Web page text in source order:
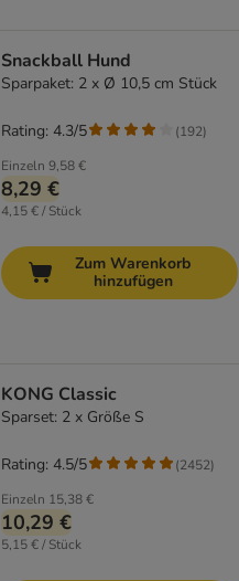
Snackball Hund
Sparpaket: 2 x Ø 10,5 cm Stück
Einzeln 9,58 €
8,29 €
4,15 € / Stück
Rating: 4.3/5 (192)
Zum Warenkorb
hinzufügen
KONG Classic
Sparset: 2 x Größe S
Einzeln 15,38 €
10,29 €
5,15 € / Stück
Rating: 4.5/5 (2452)